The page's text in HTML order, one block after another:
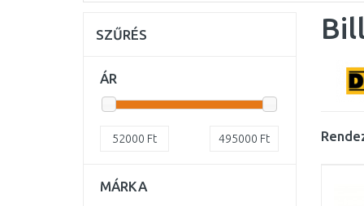
SZŰRÉS
ÁR
52000 Ft 495000 Ft
MÁRKA